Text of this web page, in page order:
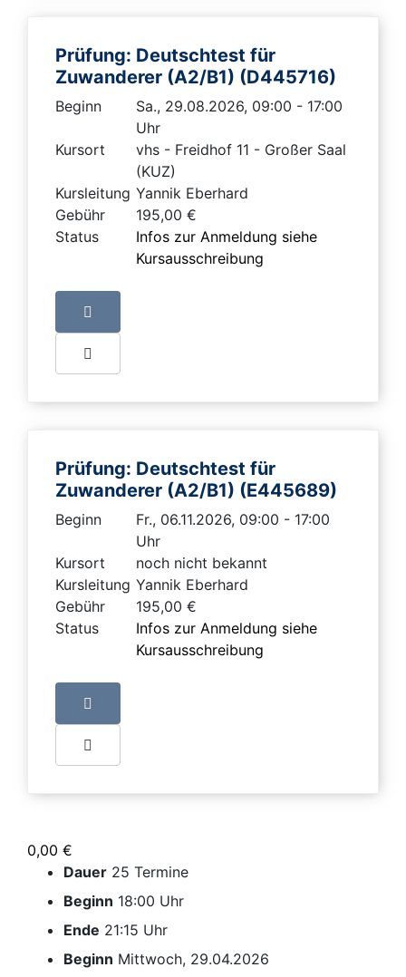
Prüfung: Deutschtest für
Zuwanderer (A2/B1) (D445716)
Beginn
Sa., 29.08.2026, 09:00 - 17:00
Uhr
Kursort
vhs - Freidhof 11 - Großer Saal
(KUZ)
Kursleitung Yannik Eberhard
Gebühr
195,00 €
Status
Infos zur Anmeldung siehe
Kursausschreibung
Prüfung: Deutschtest für
Zuwanderer (A2/B1) (E445689)
Beginn
Fr., 06.11.2026, 09:00 - 17:00
Uhr
Kursort
noch nicht bekannt
Kursleitung Yannik Eberhard
Gebühr
195,00 €
Status
Infos zur Anmeldung siehe
Kursausschreibung
0,00 €
Dauer 25 Termine
Beginn 18:00 Uhr
Ende 21:15 Uhr
Beginn Mittwoch, 29.04.2026